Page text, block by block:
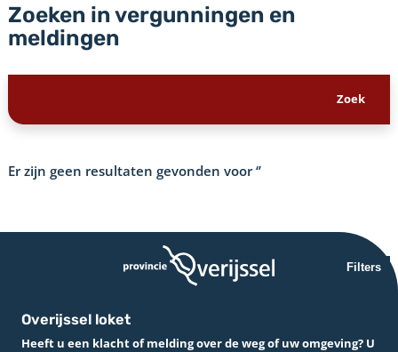
Zoeken in vergunningen en
meldingen
Er zijn geen resultaten gevonden voor‘’
Filters
Overijssel loket
Heeft u een klacht of melding over de weg of uw omgeving? U